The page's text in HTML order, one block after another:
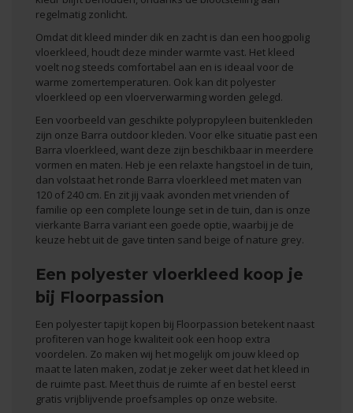
regelmatig zonlicht.
Omdat dit kleed minder dik en zacht is dan een hoogpolig
vloerkleed, houdt deze minder warmte vast. Het kleed
voelt nog steeds comfortabel aan en is ideaal voor de
warme zomertemperaturen. Ook kan dit polyester
vloerkleed op een vloerverwarming worden gelegd.
Een voorbeeld van geschikte polypropyleen buitenkleden
zijn onze Barra outdoor kleden. Voor elke situatie past een
Barra vloerkleed, want deze zijn beschikbaar in meerdere
vormen en maten. Heb je een relaxte hangstoel in de tuin,
dan volstaat het ronde Barra vloerkleed met maten van
120 of 240 cm. En zit jij vaak avonden met vrienden of
familie op een complete lounge set in de tuin, dan is onze
vierkante Barra variant een goede optie, waarbij je de
keuze hebt uit de gave tinten sand beige of nature grey.
Een polyester vloerkleed koop je
bij Floorpassion
Een polyester tapijt kopen bij Floorpassion betekent naast
profiteren van hoge kwaliteit ook een hoop extra
voordelen. Zo maken wij het mogelijk om jouw kleed op
maat te laten maken, zodat je zeker weet dat het kleed in
de ruimte past. Meet thuis de ruimte af en bestel eerst
gratis vrijblijvende proefsamples op onze website.